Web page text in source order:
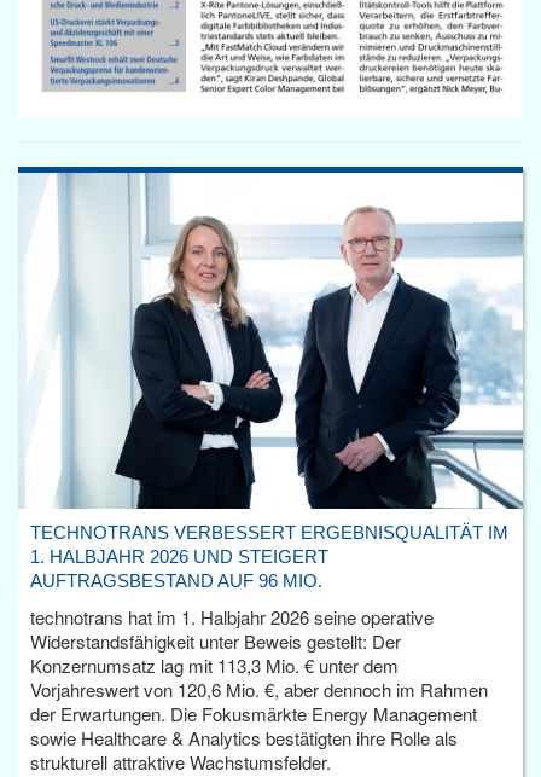
TECHNOTRANS VERBESSERT ERGEBNISQUALITÄT IM
1. HALBJAHR 2026 UND STEIGERT
AUFTRAGSBESTAND AUF 96 MIO.
technotrans hat im 1. Halbjahr 2026 seine operative
Widerstandsfähigkeit unter Beweis gestellt: Der
Konzernumsatz lag mit 113,3 Mio. € unter dem
Vorjahreswert von 120,6 Mio. €, aber dennoch im Rahmen
der Erwartungen. Die Fokusmärkte Energy Management
sowie Healthcare & Analytics bestätigten ihre Rolle als
strukturell attraktive Wachstumsfelder.